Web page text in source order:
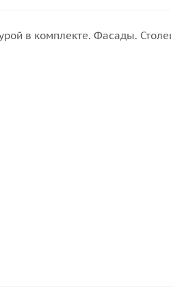
в комплекте. Фасады.